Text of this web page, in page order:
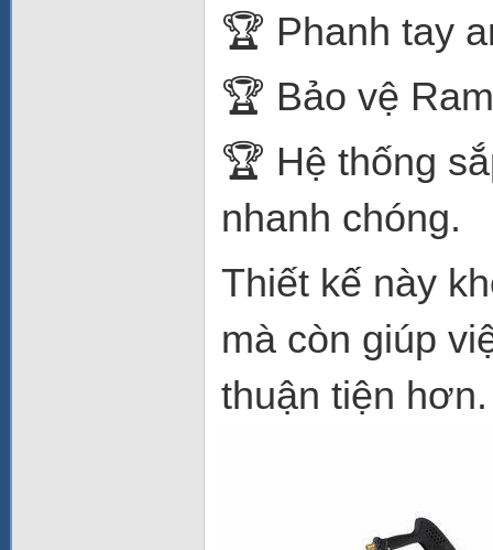
🏆 Phanh tay
🏆 Bảo vệ
🏆 Hệ thống
nhanh chóng.
Thiết kế này
mà còn giúp
thuận tiện hơn.